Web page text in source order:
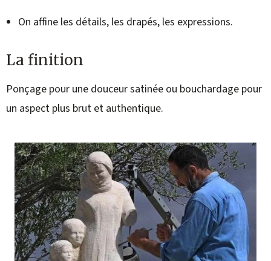
On affine les détails, les drapés, les expressions.
La finition
Ponçage pour une douceur satinée ou bouchardage pour
un aspect plus brut et authentique.